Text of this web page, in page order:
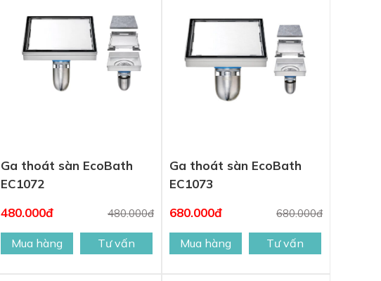
Ga thoát sàn EcoBath
EC1072
480.000đ
480.000đ
Mua hàng Tư vấn
Ga thoát sàn EcoBath
EC1073
680.000đ
680.000đ
Mua hàng Tư vấn